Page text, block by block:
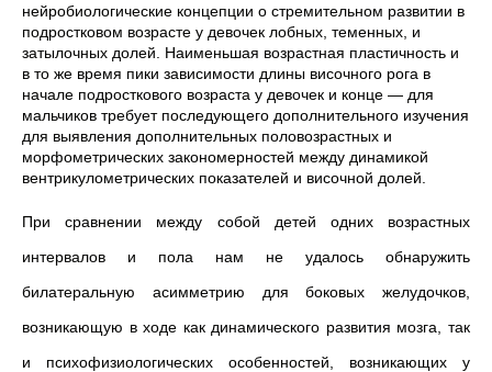
нейробиологические концепции о стремительном развитии в
подростковом возрасте у девочек лобных, теменных, и
затылочных долей. Наименьшая возрастная пластичность и
в то же время пики зависимости длины височного рога в
начале подросткового возраста у девочек и конце — для
мальчиков требует последующего дополнительного изучения
для выявления дополнительных половозрастных и
морфометрических закономерностей между динамикой
вентрикулометрических показателей и височной долей.
При сравнении между собой детей одних возрастных
интервалов и пола нам не удалось обнаружить
билатеральную асимметрию для боковых желудочков,
возникающую в ходе как динамического развития мозга, так
и психофизиологических особенностей, возникающих у